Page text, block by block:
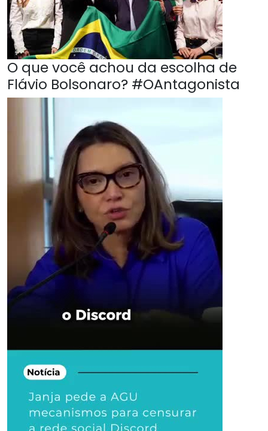
O que você achou da escolha de
Flávio Bolsonaro? #OAntagonista